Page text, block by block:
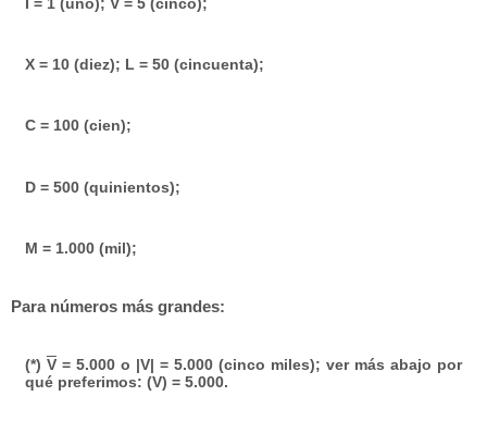
I = 1 (uno); V = 5 (cinco);
X = 10 (diez); L = 50 (cincuenta);
C = 100 (cien);
D = 500 (quinientos);
M = 1.000 (mil);
Para números más grandes:
(*) V= 5.000 o |V| = 5.000 (cinco miles); ver más abajo por
qué preferimos: (V) = 5.000.